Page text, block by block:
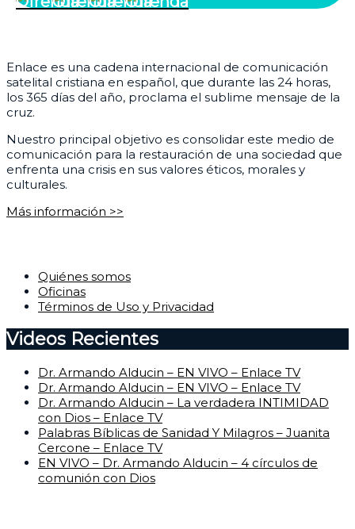
Enlace es una cadena internacional de comunicación
satelital cristiana en español, que durante las 24 horas,
los 365 días del año, proclama el sublime mensaje de la
cruz.
Nuestro principal objetivo es consolidar este medio de
comunicación para la restauración de una sociedad que
enfrenta una crisis en sus valores éticos, morales y
culturales.
Más información >>
Quiénes somos
Oficinas
Términos de Uso y Privacidad
Videos Recientes
Dr. Armando Alducin – EN VIVO – Enlace TV
Dr. Armando Alducin – EN VIVO – Enlace TV
Dr. Armando Alducin – La verdadera INTIMIDAD
con Dios – Enlace TV
Palabras Bíblicas de Sanidad Y Milagros – Juanita
Cercone – Enlace TV
EN VIVO – Dr. Armando Alducin – 4 círculos de
comunión con Dios